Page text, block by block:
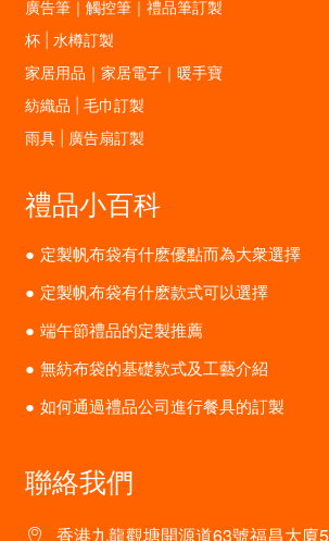
廣告筆｜觸控筆｜禮品筆訂製
杯 | 水樽訂製
家居用品｜家居電子｜暖手寶
紡織品 | 毛巾訂製
雨具 | 廣告扇訂製
禮品小百科
定製帆布袋有什麽優點而為大衆選擇
定製帆布袋有什麽款式可以選擇
端午節禮品的定製推薦
無紡布袋的基礎款式及工藝介紹
如何通過禮品公司進行餐具的訂製
聯絡我們
香港九龍觀塘開源道63號福昌大廈